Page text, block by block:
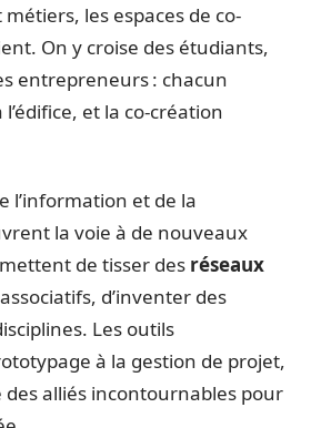
les espaces de co-
On y croise des étudiants,
entrepreneurs : chacun
et la co-création
l’information et de la
la voie à de nouveaux
de tisser des réseaux
d’inventer des
Les outils
à la gestion de projet,
des alliés incontournables pour